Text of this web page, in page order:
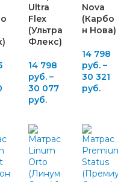
Ultra
Flex
(Ультра
Флекс)
14 798
руб. –
30 077
руб.
Nova
(Карбо
н Нова)
14 798
руб. –
30 321
руб.